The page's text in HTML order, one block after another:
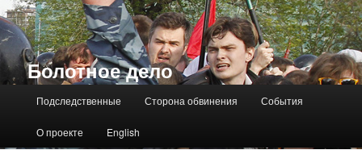
Болотное дело
Подследственные Сторона обвинения События
О проекте English